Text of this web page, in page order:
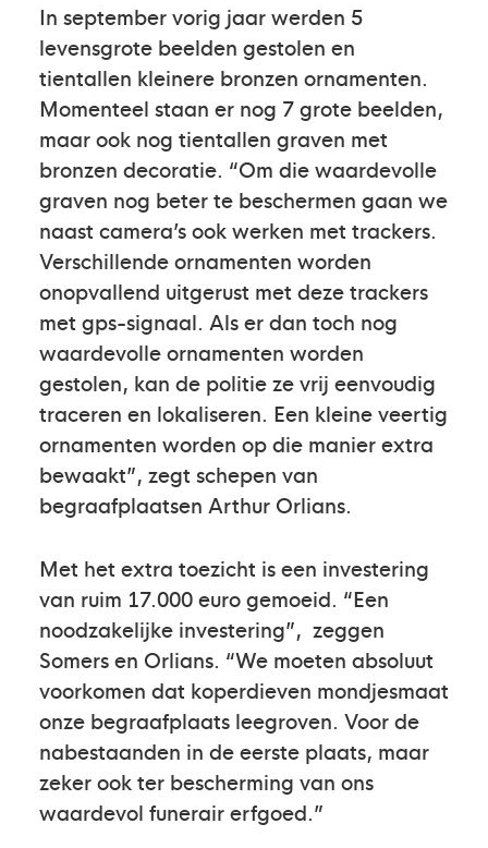
In september vorig jaar werden 5
levensgrote beelden gestolen en
tientallen kleinere bronzen ornamenten.
Momenteel staan er nog 7 grote beelden,
maar ook nog tientallen graven met
bronzen decoratie. “Om die waardevolle
graven nog beter te beschermen gaan we
naast camera’s ook werken met trackers.
Verschillende ornamenten worden
onopvallend uitgerust met deze trackers
met gps-signaal. Als er dan toch nog
waardevolle ornamenten worden
gestolen, kan de politie ze vrij eenvoudig
traceren en lokaliseren. Een kleine veertig
ornamenten worden op die manier extra
bewaakt”, zegt schepen van
begraafplaatsen Arthur Orlians.
Met het extra toezicht is een investering
van ruim 17.000 euro gemoeid. “Een
noodzakelijke investering”, zeggen
Somers en Orlians. “We moeten absoluut
voorkomen dat koperdieven mondjesmaat
onze begraafplaats leegroven. Voor de
nabestaanden in de eerste plaats, maar
zeker ook ter bescherming van ons
waardevol funerair erfgoed.”